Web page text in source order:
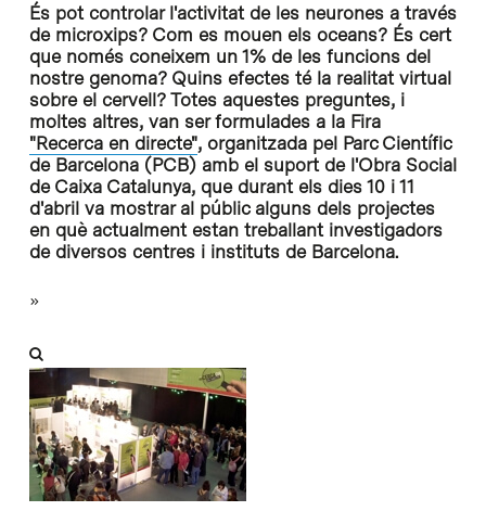
És pot controlar l'activitat de les neurones a través
de microxips? Com es mouen els oceans? És cert
que només coneixem un 1% de les funcions del
nostre genoma? Quins efectes té la realitat virtual
sobre el cervell? Totes aquestes preguntes, i
moltes altres, van ser formulades a la Fira
"Recerca en directe", organitzada pel Parc Científic
de Barcelona (PCB) amb el suport de l'Obra Social
de Caixa Catalunya, que durant els dies 10 i 11
d'abril va mostrar al públic alguns dels projectes
en què actualment estan treballant investigadors
de diversos centres i instituts de Barcelona.
»